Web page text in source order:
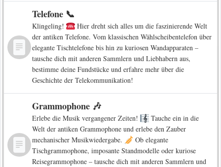
Telefone 📞
Klingeling!
Hier dreht sich alles um die faszinierende Welt
der antiken Telefone. Vom klassischen Wählscheibentelefon über
elegante Tischtelefone bis hin zu kuriosen Wandapparaten –
tausche dich mit anderen Sammlern und Liebhabern aus,
bestimme deine Fundstücke und erfahre mehr über die
Geschichte der Telekommunikation!
Grammophone 🎶
Erlebe die Musik vergangener Zeiten!
Tauche ein in die
Welt der antiken Grammophone und erlebe den Zauber
mechanischer Musikwiedergabe.
Ob elegante
Tischgrammophone, imposante Standmodelle oder kuriose
Reisegrammophone – tausche dich mit anderen Sammlern und